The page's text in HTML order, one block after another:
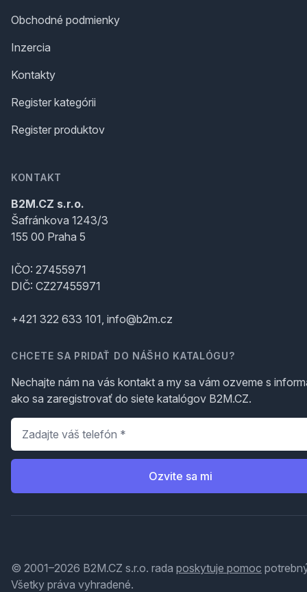
Obchodné podmienky
Inzercia
Kontakty
Register kategórii
Register produktov
KONTAKT
B2M.CZ s.r.o.
Šafránkova 1243/3
155 00 Praha 5
IČO: 27455971
DIČ: CZ27455971
+421 322 633 101, info@b2m.cz
CHCETE SA PRIDAŤ DO NÁŠHO KATALÓGU?
Nechajte nám na vás kontakt a my sa vám ozveme s
ako sa zaregistrovať do siete katalógov B2M.CZ.
Telefón
Ozvite sa mi
© 2001–2026 B2M.CZ s.r.o. rada poskytuje pomoc
Všetky práva vyhradené.